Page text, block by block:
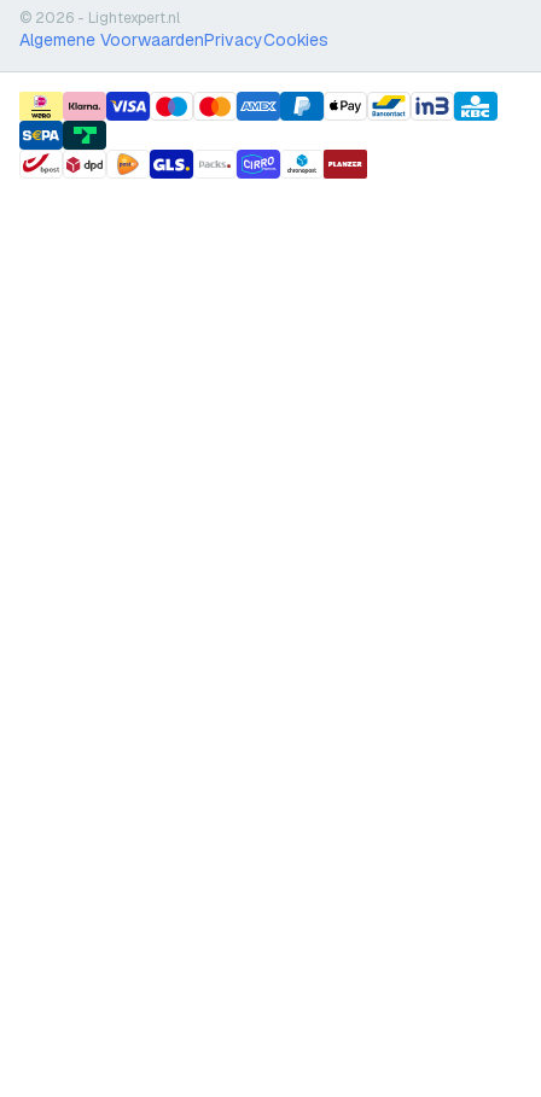
© 2026 - Lightexpert.nl
Algemene VoorwaardenPrivacyCookies
payment methods
shipment methods